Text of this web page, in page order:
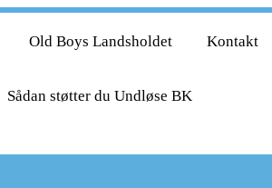
Old Boys Landsholdet Kontakt
Sådan støtter du Undløse BK